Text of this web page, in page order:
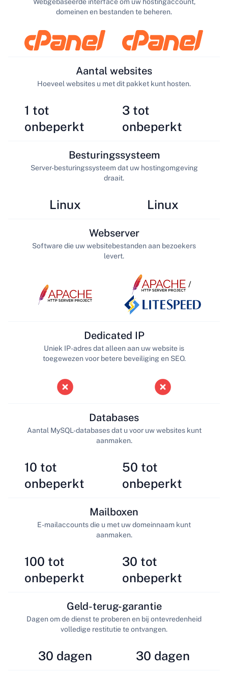
domeinen en bestanden te beheren.
1 tot
onbeperkt
Aantal websites
Hoeveel websites u met dit pakket kunt hosten.
3 tot
onbeperkt
Linux
Besturingssysteem
Server-besturingssysteem dat uw hostingomgeving
draait.
Linux
Webserver
Software die uw websitebestanden aan bezoekers
levert.
/
Dedicated IP
Uniek IP-adres dat alleen aan uw website is
toegewezen voor betere beveiliging en SEO.
10 tot
onbeperkt
Databases
Aantal MySQL-databases dat u voor uw websites kunt
aanmaken.
50 tot
onbeperkt
100 tot
onbeperkt
Mailboxen
E-mailaccounts die u met uw domeinnaam kunt
aanmaken.
30 tot
onbeperkt
30 dagen
Geld-terug-garantie
Dagen om de dienst te proberen en bij ontevredenheid
volledige restitutie te ontvangen.
30 dagen